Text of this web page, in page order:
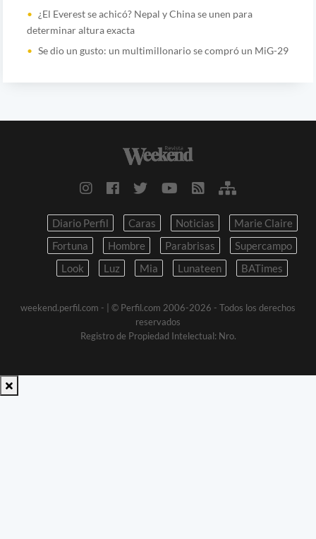
¿El Everest se achicó? Nepal y China se unen para
determinar altura exacta
Se dio un gusto: un multimillonario se compró un MiG-29
Diario Perfil Caras Noticias
Marie Claire
Fortuna
Hombre Parabrisas
Supercampo
Look
Luz Mia Lunateen BATimes
weekend.perfil.com -
| © Perfil.com 2006-2026 - Todos los derechos
reservados
Registro de Propiedad Intelectual: Nro.